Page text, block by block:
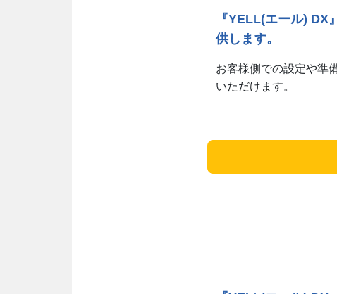
『YELL(エール)
供します。
お客様側での設定や準
いただけます。